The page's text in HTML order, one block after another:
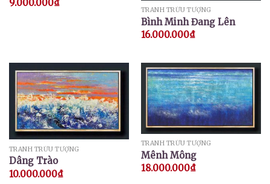
9.000.000₫
TRANH TRỪU TƯỢNG
Bình Minh Đang Lên
16.000.000₫
TRANH TRỪU TƯỢNG
Dâng Trào
10.000.000₫
TRANH TRỪU TƯỢNG
Mênh Mông
18.000.000₫